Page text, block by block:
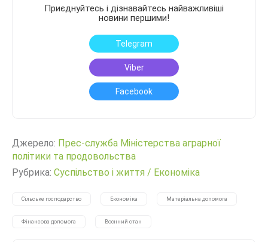
Приєднуйтесь і дізнавайтесь найважливіші
новини першими!
Telegram
Viber
Facebook
Джерело: Прес-служба Міністерства аграрної
політики та продовольства
Рубрика: Суспільство і життя / Економіка
Сільське господарство Економіка Матеріальна допомога
Фінансова допомога Воєнний стан